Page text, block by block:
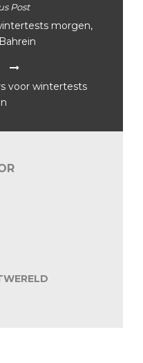
Post
morgen,
voor wintertests